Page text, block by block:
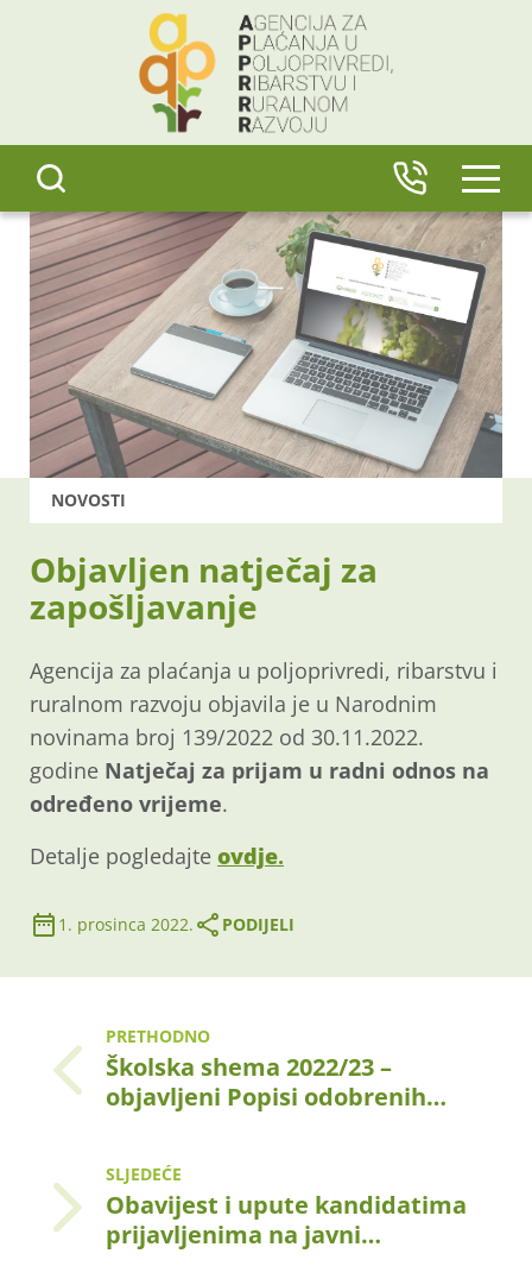
NOVOSTI
Objavljen natječaj za
zapošljavanje
Agencija za plaćanja u poljoprivredi, ribarstvu i
ruralnom razvoju objavila je u Narodnim
novinama broj 139/2022 od 30.11.2022.
godine Natječaj za prijam u radni odnos na
određeno vrijeme.
Detalje pogledajte ovdje.
1. prosinca 2022. PODIJELI
PRETHODNO
Školska shema 2022/23 –
objavljeni Popisi odobrenih…
SLJEDEĆE
Obavijest i upute kandidatima
prijavljenima na javni…